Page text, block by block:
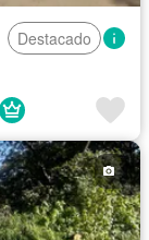
Destacado